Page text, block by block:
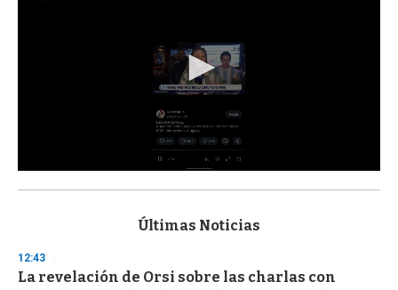
s
d
s
Últimas Noticias
12:43
La revelación de Orsi sobre las charlas con